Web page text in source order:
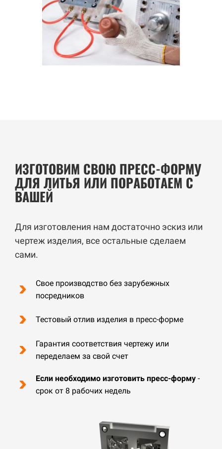
ИЗГОТОВИМ СВОЮ ПРЕСС-ФОРМУ
ДЛЯ ЛИТЬЯ ИЛИ ПОРАБОТАЕМ С
ВАШЕЙ
Для изготовления нам достаточно эскиз или
чертеж изделия, все остальные сделаем
сами.
Свое производство без зарубежных
посредников
Тестовый отлив изделия в пресс-форме
Гарантия соответствия чертежу или
переделаем за свой счет
Если необходимо изготовить пресс-форму -
срок от 8 рабочих недель